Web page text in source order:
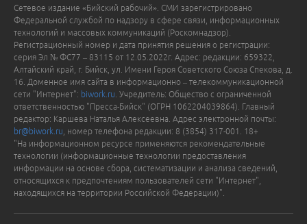
Сетевое издание «Бийский рабочий». СМИ зарегистрировано
Федеральной службой по надзору в сфере связи, информационных
технологий и массовых коммуникаций (Роскомнадзор).
Регистрационный номер и дата принятия решения о регистрации:
серия Эл № ФС77 – 83115 от 12.05.2022г. Адрес: редакции: 659322,
Алтайский край, г. Бийск, ул. Имени Героя Советского Союза Спекова, д.
16. Доменное имя сайта в информационно – телекоммуникационной
сети "Интернет": biwork.ru . Учредитель: Общество с ограниченной
ответственностью "Пресса-Бийск" (ОГРН 1062204039864). Главный
редактор: Каршева Наталья Алексеевна. Адрес электронной почты:
br@biwork.ru , номер телефона редакции: 8 (3854) 317-001. 18+
"На информационном ресурсе применяются рекомендательные
технологии (информационные технологии предоставления
информации на основе сбора, систематизации и анализа сведений,
относящихся к предпочтениям пользователей сети "Интернет",
находящихся на территории Российской Федерации)".